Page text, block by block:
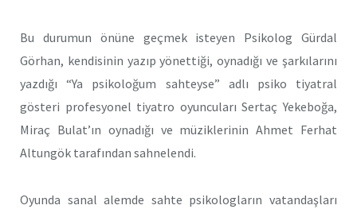
Bu durumun önüne geçmek isteyen Psikolog Gürdal
Görhan, kendisinin yazıp yönettiği, oynadığı ve şarkılarını
yazdığı “Ya psikoloğum sahteyse” adlı psiko tiyatral
gösteri profesyonel tiyatro oyuncuları Sertaç Yekeboğa,
Miraç Bulat’ın oynadığı ve müziklerinin Ahmet Ferhat
Altungök tarafından sahnelendi.
Oyunda sanal alemde sahte psikologların vatandaşları